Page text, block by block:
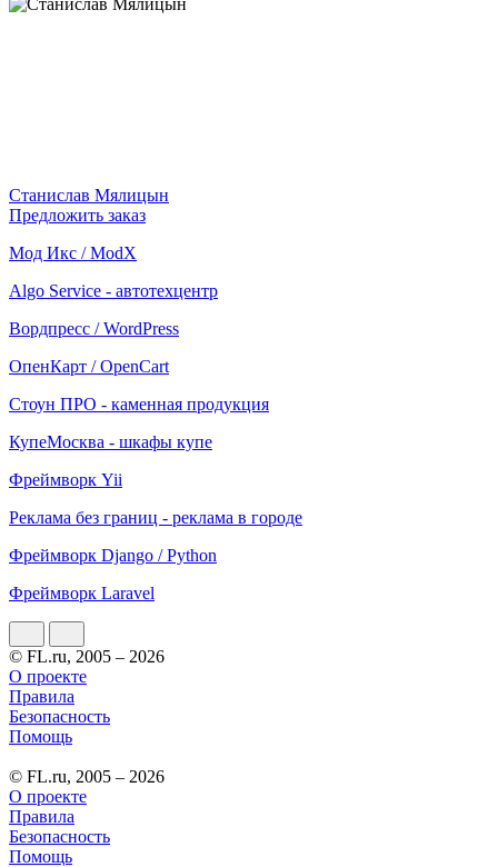
Станислав Мялицын
Предложить заказ
Мод Икс / ModX
Algo Service - автотехцентр
Вордпресс / WordPress
ОпенКарт / OpenCart
Стоун ПРО - каменная продукция
КупеМосква - шкафы купе
Фреймворк Yii
Реклама без границ - реклама в городе
Фреймворк Django / Python
Фреймворк Laravel
© FL.ru, 2005 – 2026
О проекте
Правила
Безопасность
Помощь
© FL.ru, 2005 – 2026
О проекте
Правила
Безопасность
Помощь